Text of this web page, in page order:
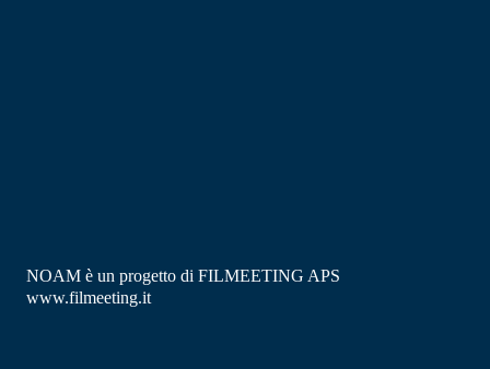
NOAM è un progetto di FILMEETING APS
www.filmeeting.it